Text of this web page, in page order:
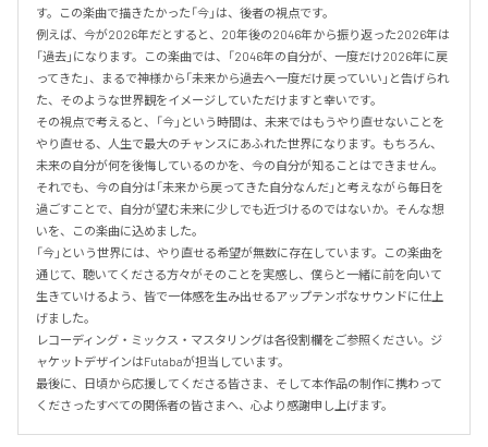
す。この楽曲で描きたかった「今」は、後者の視点です。
例えば、今が2026年だとすると、20年後の2046年から振り返った2026年は
「過去」になります。この楽曲では、「2046年の自分が、一度だけ2026年に戻
ってきた」、まるで神様から「未来から過去へ一度だけ戻っていい」と告げられ
た、そのような世界観をイメージしていただけますと幸いです。
その視点で考えると、「今」という時間は、未来ではもうやり直せないことを
やり直せる、人生で最大のチャンスにあふれた世界になります。もちろん、
未来の自分が何を後悔しているのかを、今の自分が知ることはできません。
それでも、今の自分は「未来から戻ってきた自分なんだ」と考えながら毎日を
過ごすことで、自分が望む未来に少しでも近づけるのではないか。そんな想
いを、この楽曲に込めました。
「今」という世界には、やり直せる希望が無数に存在しています。この楽曲を
通じて、聴いてくださる方々がそのことを実感し、僕らと一緒に前を向いて
生きていけるよう、皆で一体感を生み出せるアップテンポなサウンドに仕上
げました。
レコーディング・ミックス・マスタリングは各役割欄をご参照ください。ジ
ャケットデザインはFutabaが担当しています。
最後に、日頃から応援してくださる皆さま、そして本作品の制作に携わって
くださったすべての関係者の皆さまへ、心より感謝申し上げます。